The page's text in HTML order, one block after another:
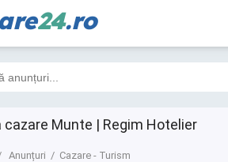
24.ro
cazare Munte | Regim Hotelier
Anunțuri Cazare - Turism
3 Toate
1